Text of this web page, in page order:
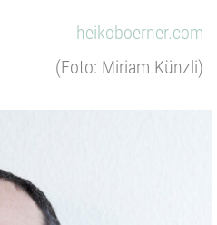
heikoboerner.com
(Foto: Miriam Künzli)